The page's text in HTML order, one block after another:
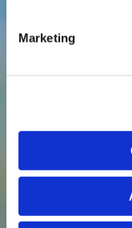
Marketing
Termine